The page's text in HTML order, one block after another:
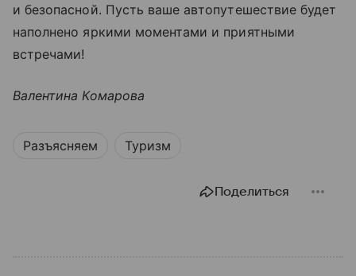
и безопасной. Пусть ваше автопутешествие будет
наполнено яркими моментами и приятными
встречами!
Валентина Комарова
Разъясняем Туризм
Поделиться